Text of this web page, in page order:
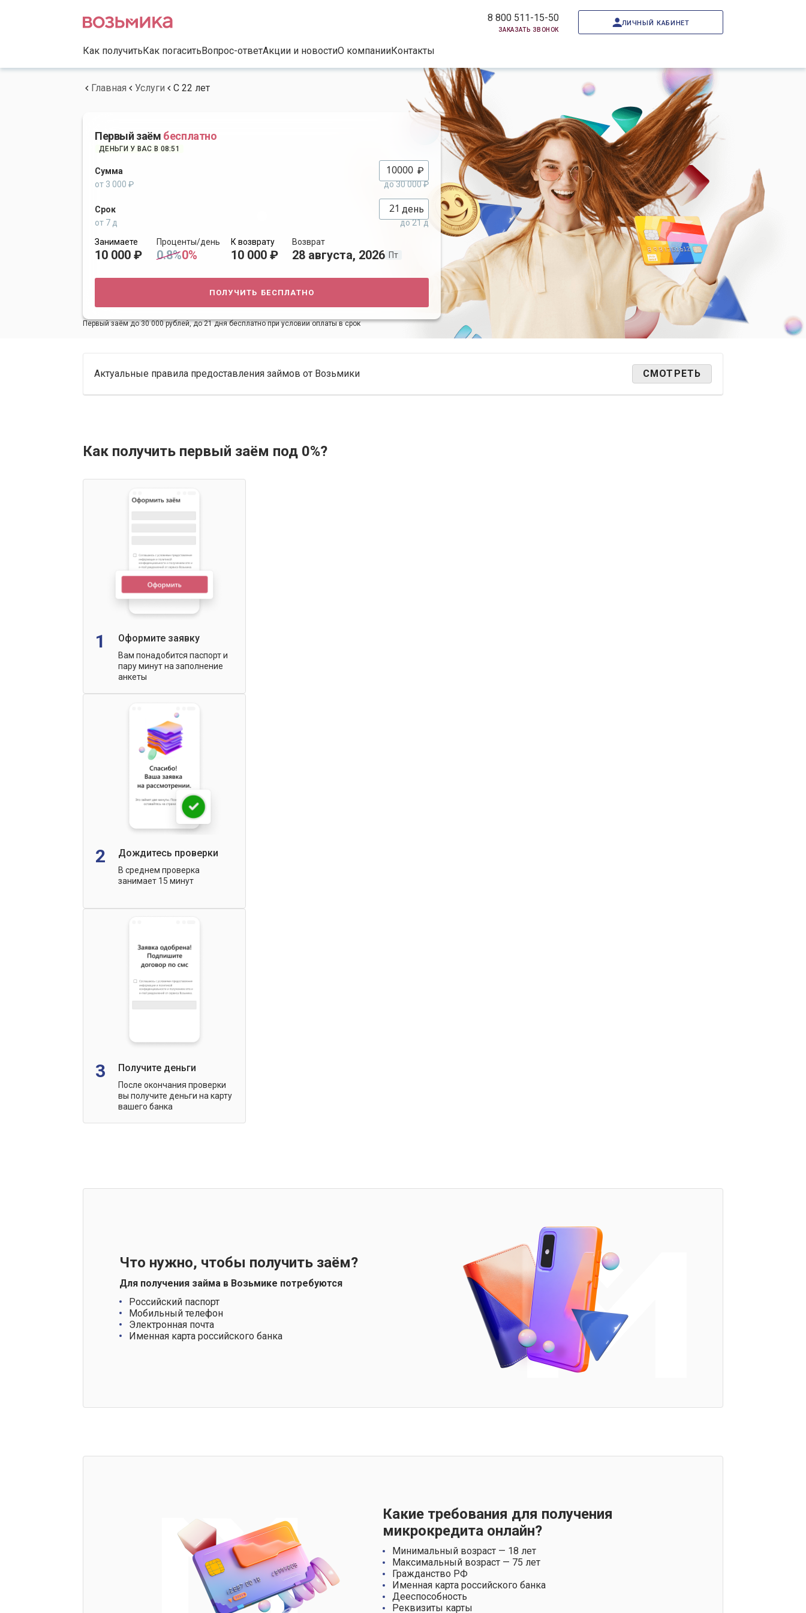
8 800 511-15-50
заказать звонок
личный кабинет
Как получитьКак погаситьВопрос-ответАкции и новостиО компанииКонтакты
Главная Услуги С 22 лет
Первый заём бесплатно
ДЕНЬГИ У ВАС В 08:51
Сумма ₽
от 3 000 ₽ до 30 000 ₽
Срок день
от 7 д
до 21 д
Занимаете
10 000 ₽
Проценты/день
0.8%0%
К возврату
10 000 ₽
Возврат
28 августа, 2026 Пт
получить бесплатно
Первый заём до 30 000 рублей, до 21 дня бесплатно при условии оплаты в срок
Актуальные правила предоставления займов от Возьмики СМОТРЕТЬ
Как получить первый заём под 0%?
1 Оформите заявку
Вам понадобится паспорт и
пару минут на заполнение
анкеты
2 Дождитесь проверки
В среднем проверка
занимает 15 минут
3 Получите деньги
После окончания проверки
вы получите деньги на карту
вашего банка
Что нужно, чтобы получить заём?
Для получения займа в Возьмике потребуются
Российский паспорт
Мобильный телефон
Электронная почта
Именная карта российского банка
Какие требования для получения
микрокредита онлайн?
Минимальный возраст — 18 лет
Максимальный возраст — 75 лет
Гражданство РФ
Именная карта российского банка
Дееспособность
Реквизиты карты